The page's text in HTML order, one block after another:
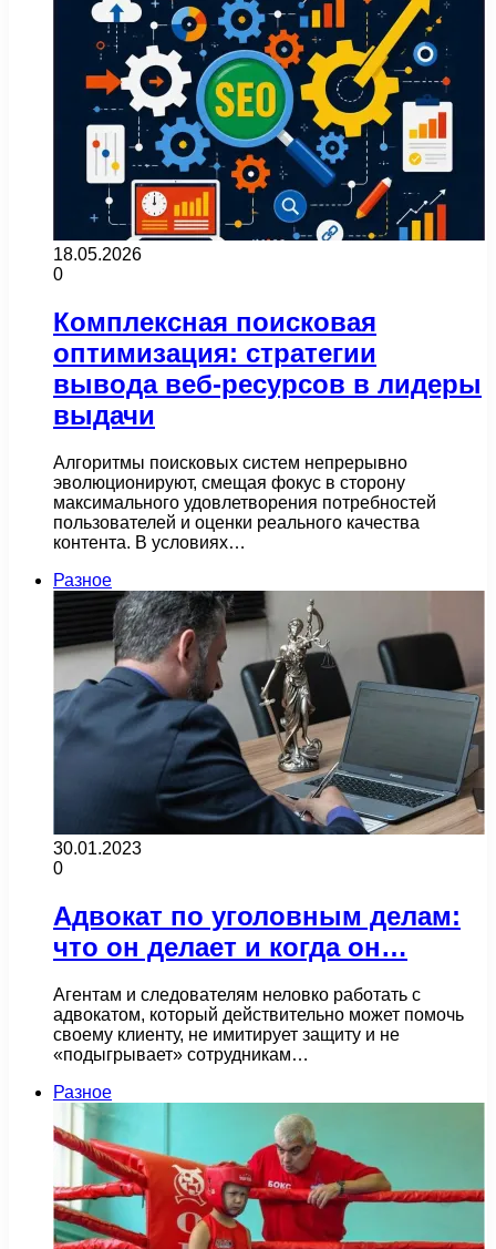
18.05.2026
0
Комплексная поисковая
оптимизация: стратегии
вывода веб-ресурсов в лидеры
выдачи
Алгоритмы поисковых систем непрерывно
эволюционируют, смещая фокус в сторону
максимального удовлетворения потребностей
пользователей и оценки реального качества
контента. В условиях…
Разное
30.01.2023
0
Адвокат по уголовным делам:
что он делает и когда он…
Агентам и следователям неловко работать с
адвокатом, который действительно может помочь
своему клиенту, не имитирует защиту и не
«подыгрывает» сотрудникам…
Разное